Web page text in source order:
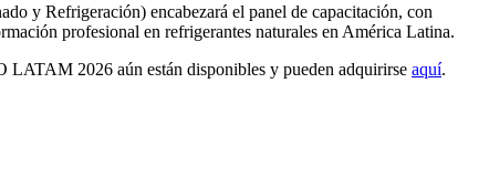
y Refrigeración) encabezará el panel de capacitación, con
profesional en refrigerantes naturales en América Latina.
LATAM 2026 aún están disponibles y pueden adquirirse aquí.